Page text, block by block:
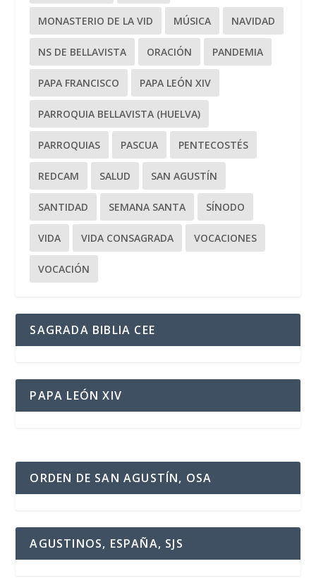
MONASTERIO DE LA VID MÚSICA NAVIDAD
NS DE BELLAVISTA ORACIÓN PANDEMIA
PAPA FRANCISCO PAPA LEÓN XIV
PARROQUIA BELLAVISTA (HUELVA)
PARROQUIAS PASCUA PENTECOSTÉS
REDCAM SALUD SAN AGUSTÍN
SANTIDAD SEMANA SANTA SÍNODO
VIDA VIDA CONSAGRADA VOCACIONES
VOCACIÓN
SAGRADA BIBLIA CEE
PAPA LEÓN XIV
ORDEN DE SAN AGUSTÍN, OSA
AGUSTINOS, ESPAÑA, SJS